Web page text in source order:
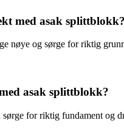
med asak splittblokk?
nøye og sørge for riktig
asak splittblokk?
for riktig fundament